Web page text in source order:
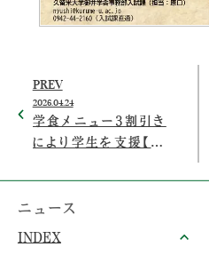
PREV
2026.04.24
学食メニュー3割引き
により学生を支援【御
ニュース
INDEX